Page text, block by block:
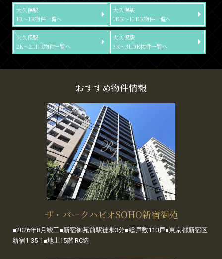
大久保駅
1R～1K物件一覧へ
大久保駅
1DK～1LDK物件一覧へ
大久保駅
2K～2LDK物件一覧へ
大久保駅
3K～3LDK物件一覧へ
おすすめ物件情報
ザ・パークハビオSOHO新宿御苑
■2026年8月竣工■新宿御苑前駅徒歩3分■総戸数110戸■東京都新宿区
新宿1-35-1■地上15階 RC造